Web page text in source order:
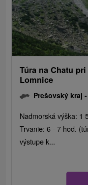
Túra na Chatu
Lomnice
Prešovský kraj
Nadmorská výška: 1
Trvanie: 6 - 7 hod.
výstupe k...